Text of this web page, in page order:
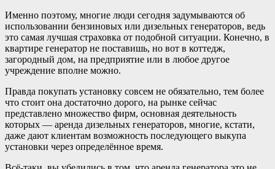
Именно поэтому, многие люди сегодня задумываются об
использовании бензиновых или дизельных генераторов, ведь
это самая лучшая страховка от подобной ситуации. Конечно, в
квартире генератор не поставишь, но вот в коттедж,
загородный дом, на предприятие или в любое другое
учреждение вполне можно.
Правда покупать установку совсем не обязательно, тем более
что стоит она достаточно дорого, на рынке сейчас
представлено множество фирм, основная деятельность
которых — аренда дизельных генераторов, многие, кстати,
даже дают клиентам возможность последующего выкупа
установки через определённое время.